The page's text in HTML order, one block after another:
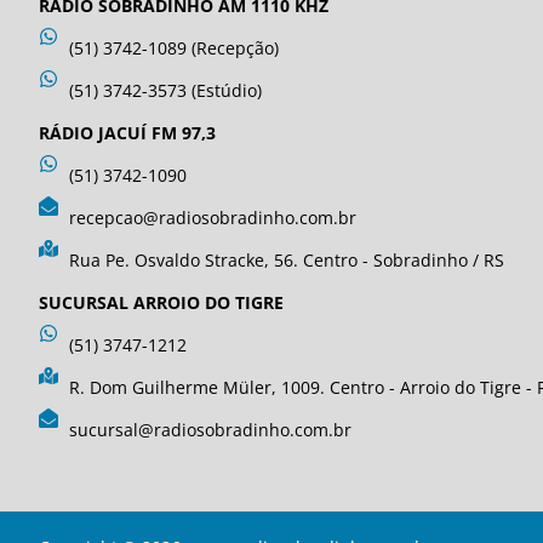
RÁDIO SOBRADINHO AM 1110 KHZ
(51) 3742-1089 (Recepção)
(51) 3742-3573 (Estúdio)
RÁDIO JACUÍ FM 97,3
(51) 3742-1090
recepcao@radiosobradinho.com.br
Rua Pe. Osvaldo Stracke, 56. Centro - Sobradinho / RS
SUCURSAL ARROIO DO TIGRE
(51) 3747-1212
R. Dom Guilherme Müler, 1009. Centro - Arroio do Tigre -
sucursal@radiosobradinho.com.br